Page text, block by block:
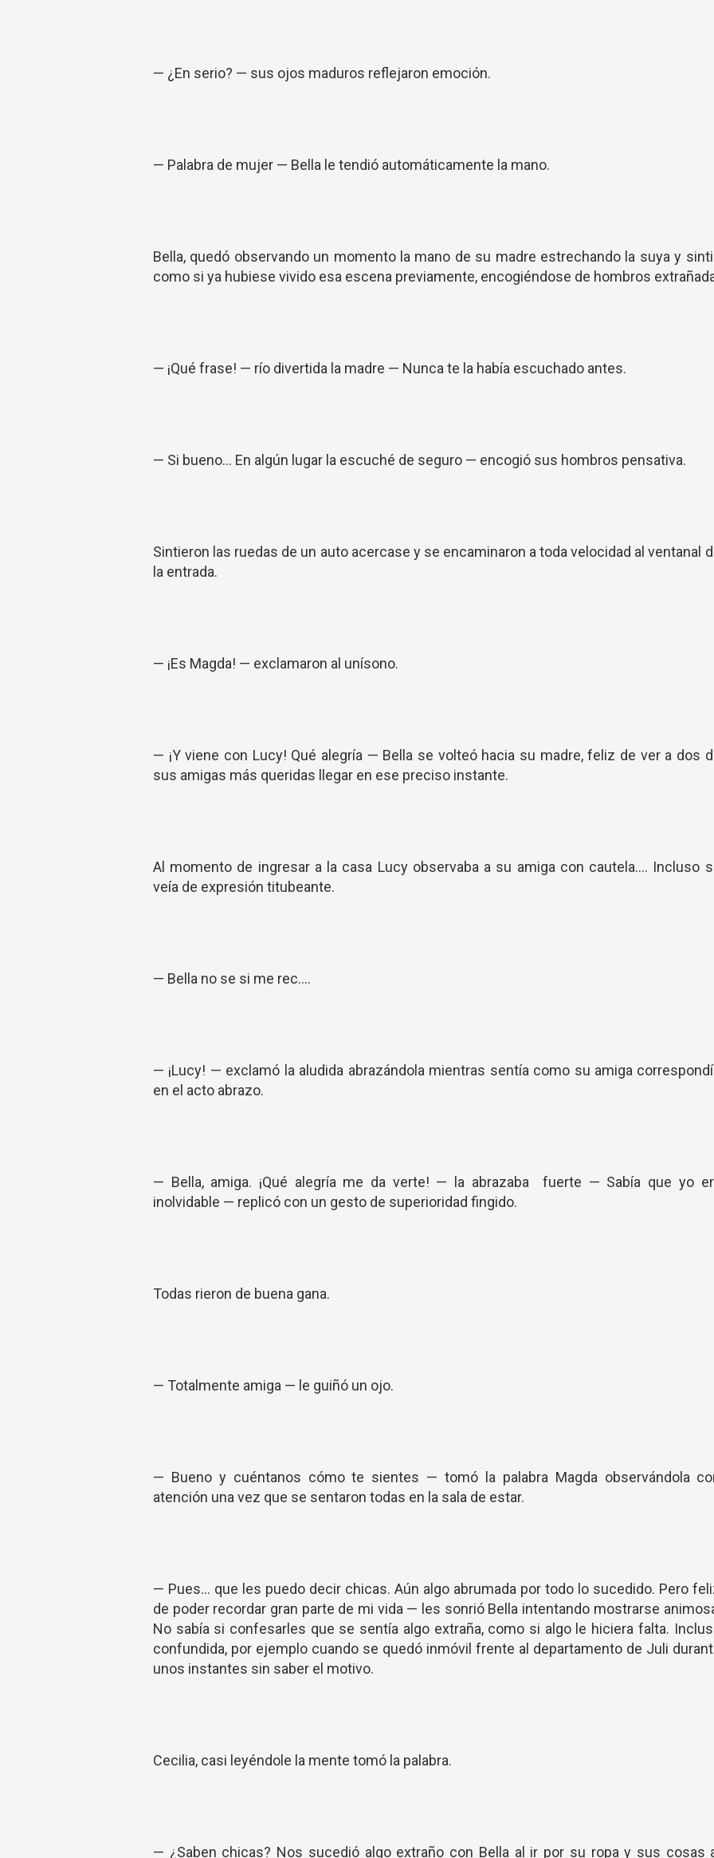
— ¿En serio? — sus ojos maduros reflejaron emoción.
— Palabra de mujer — Bella le tendió automáticamente la mano.
Bella, quedó observando un momento la mano de su madre estrechando la suya y
como si ya hubiese vivido esa escena previamente, encogiéndose de hombros
— ¡Qué frase! — río divertida la madre — Nunca te la había escuchado antes.
— Si bueno... En algún lugar la escuché de seguro — encogió sus hombros pensativa.
Sintieron las ruedas de un auto acercase y se encaminaron a toda velocidad al ventanal
la entrada.
— ¡Es Magda! — exclamaron al unísono.
— ¡Y viene con Lucy! Qué alegría — Bella se volteó hacia su madre, feliz de ver a dos
sus amigas más queridas llegar en ese preciso instante.
Al momento de ingresar a la casa Lucy observaba a su amiga con cautela.... Incluso
veía de expresión titubeante.
— Bella no se si me rec....
— ¡Lucy! — exclamó la aludida abrazándola mientras sentía como su amiga
en el acto abrazo.
— Bella, amiga. ¡Qué alegría me da verte! — la abrazaba fuerte — Sabía que yo
inolvidable — replicó con un gesto de superioridad fingido.
Todas rieron de buena gana.
— Totalmente amiga — le guiñó un ojo.
— Bueno y cuéntanos cómo te sientes — tomó la palabra Magda observándola
atención una vez que se sentaron todas en la sala de estar.
— Pues... que les puedo decir chicas. Aún algo abrumada por todo lo sucedido. Pero
de poder recordar gran parte de mi vida — les sonrió Bella intentando mostrarse
No sabía si confesarles que se sentía algo extraña, como si algo le hiciera falta.
confundida, por ejemplo cuando se quedó inmóvil frente al departamento de Juli
unos instantes sin saber el motivo.
Cecilia, casi leyéndole la mente tomó la palabra.
— ¿Saben chicas? Nos sucedió algo extraño con Bella al ir por su ropa y sus cosas